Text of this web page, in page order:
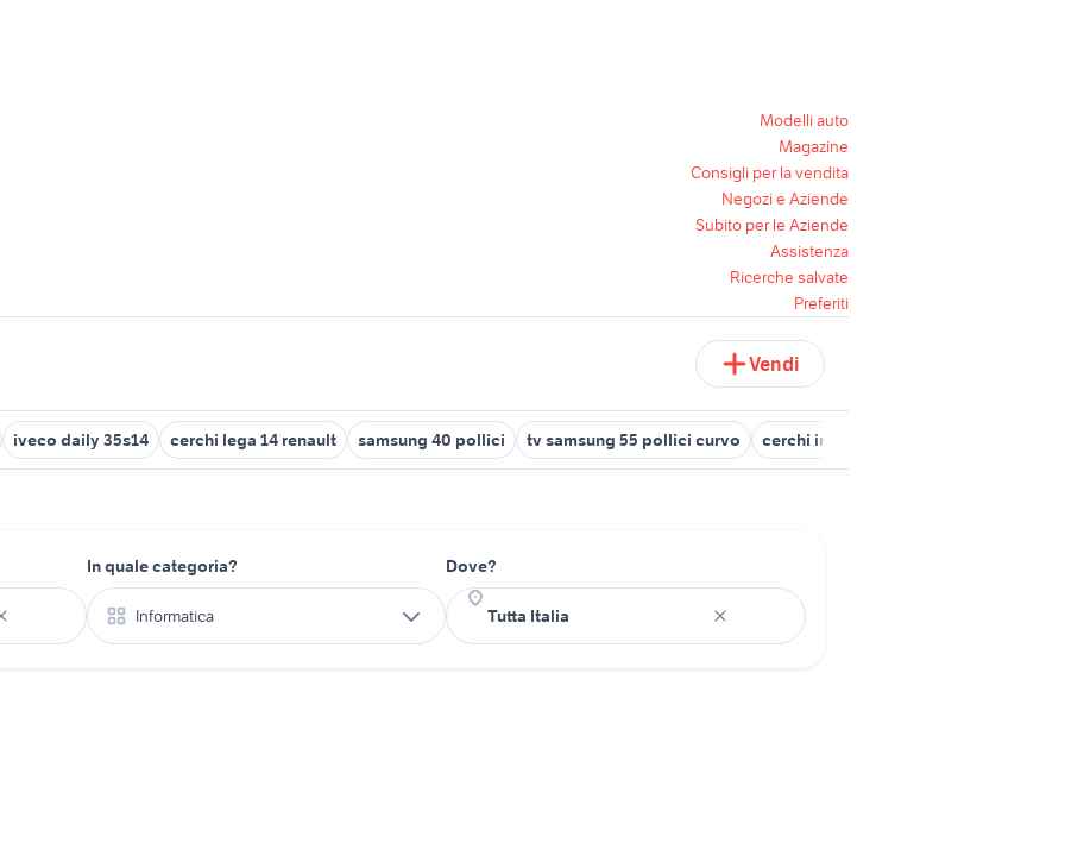
Modelli auto
Magazine
Consigli per la vendita
Negozi e Aziende
Subito per le Aziende
Assistenza
Ricerche salvate
Preferiti
Vendi
iveco daily 35s14 cerchi lega 14 renault samsung 40 pollici tv samsung 55 pollici curvo cerchi in lega fiat panda 15 pollici
In quale categoria?
Informatica
Dove?